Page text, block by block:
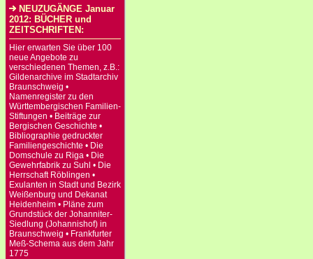
NEUZUGÄNGE Januar
2012: BÜCHER und
ZEITSCHRIFTEN:
Hier erwarten Sie über 100
neue Angebote zu
verschiedenen Themen, z.B.:
Gildenarchive im Stadtarchiv
Braunschweig •
Namenregister zu den
Württembergischen Familien-
Stiftungen • Beiträge zur
Bergischen Geschichte •
Bibliographie gedruckter
Familiengeschichte • Die
Domschule zu Riga • Die
Gewehrfabrik zu Suhl • Die
Herrschaft Röblingen •
Exulanten in Stadt und Bezirk
Weißenburg und Dekanat
Heidenheim • Pläne zum
Grundstück der Johanniter-
Siedlung (Johannishof) in
Braunschweig • Frankfurter
Meß-Schema aus dem Jahr
1775